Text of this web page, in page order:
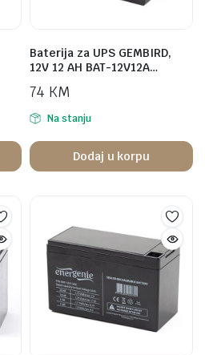
Baterija za UPS GEMBIRD,
12V 12 AH BAT-12V12A…
74 KM
Na stanju
Dodaj u korpu